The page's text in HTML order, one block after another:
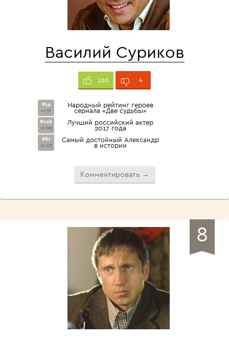
Василий Суриков
120 4
#14
из 38
Народный рейтинг героев
сериала «Две судьбы»
#226
из 265
Лучший российский актер
2017 года
#81
из 135
Самый достойный Александр
в истории
Комментировать →
8